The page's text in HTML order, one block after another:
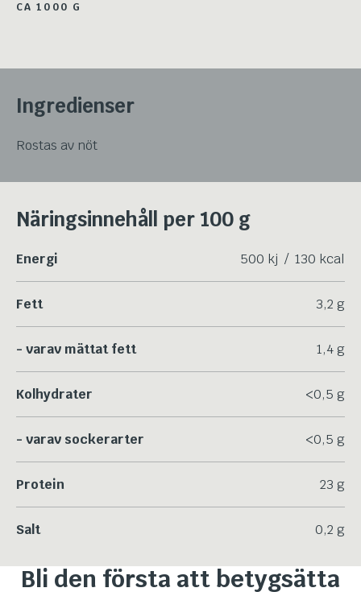
CA 1000 G
Näringsinnehåll per 100 g
Energi 500 kj / 130 kcal
Fett 3,2 g
- varav mättat fett 1,4 g
Kolhydrater <0,5 g
- varav sockerarter <0,5 g
Protein 23 g
Salt 0,2 g
Ingredienser
Rostas av nöt
Bli den första att betygsätta